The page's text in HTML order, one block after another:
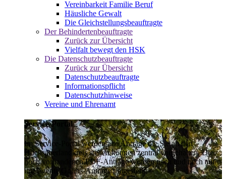
Vereinbarkeit Familie Beruf
Häusliche Gewalt
Die Gleichstellungsbeauftragte
Der Behindertenbeauftragte
Zurück zur Übersicht
Vielfalt bewegt den HSK
Die Datenschutzbeauftragte
Zurück zur Übersicht
Datenschutzbeauftragte
Informationspflicht
Datenschutzhinweise
Vereine und Ehrenamt
Service-Portal
Im Service-Portal werden alle Anträge die Sie an den
Hochsauerlandkreis stellen können zentral vorgehalten. Die
noch vorhandenen PDF-Anträge werden nach und nach auf
intelligente Online-Anträge umgestellt.